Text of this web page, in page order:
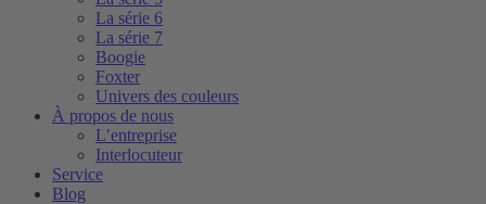
La série 6
La série 7
Boogie
Foxter
Univers des couleurs
À propos de nous
L’entreprise
Interlocuteur
Service
Blog